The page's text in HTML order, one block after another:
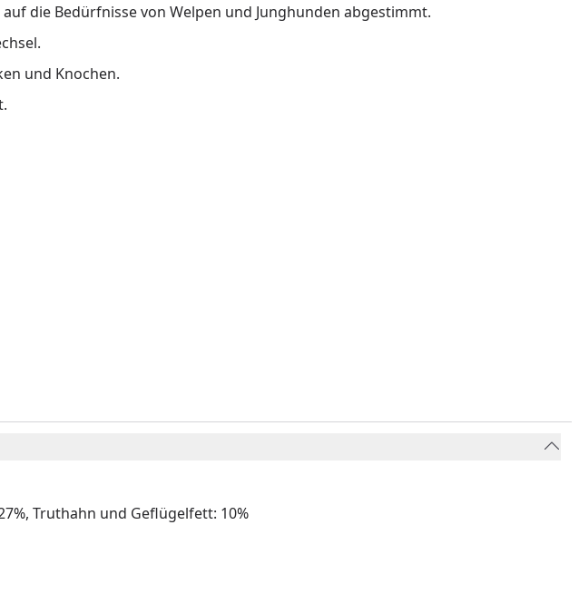
die Bedürfnisse von Welpen und Junghunden abgestimmt.
und Knochen.
Truthahn und Geflügelfett: 10%